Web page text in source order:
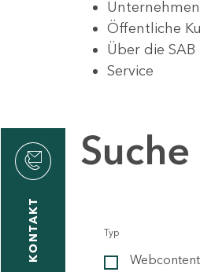
Unternehmen
Öffentliche
Über die SAB
Service
KONTAKT
Suche
Typ